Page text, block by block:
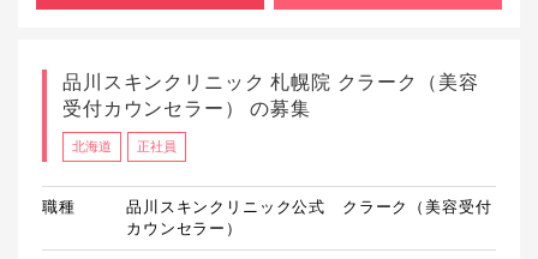
品川スキンクリニック 札幌院 クラーク（美容
受付カウンセラー） の募集
北海道 正社員
職種
品川スキンクリニック公式 クラーク（美容受付
カウンセラー）